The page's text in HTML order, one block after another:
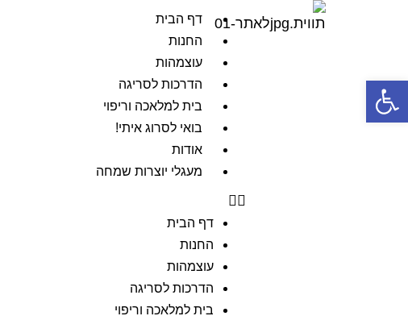
דף הבית
החנות
עוצמהות
הדרכות לסריגה
בית למלאכה וריפוי
בואי לסרוג איתי!
אודות
מעגלי יוצרות שמחה
דף הבית
החנות
עוצמהות
הדרכות לסריגה
בית למלאכה וריפוי
פתח סרגל נגישות